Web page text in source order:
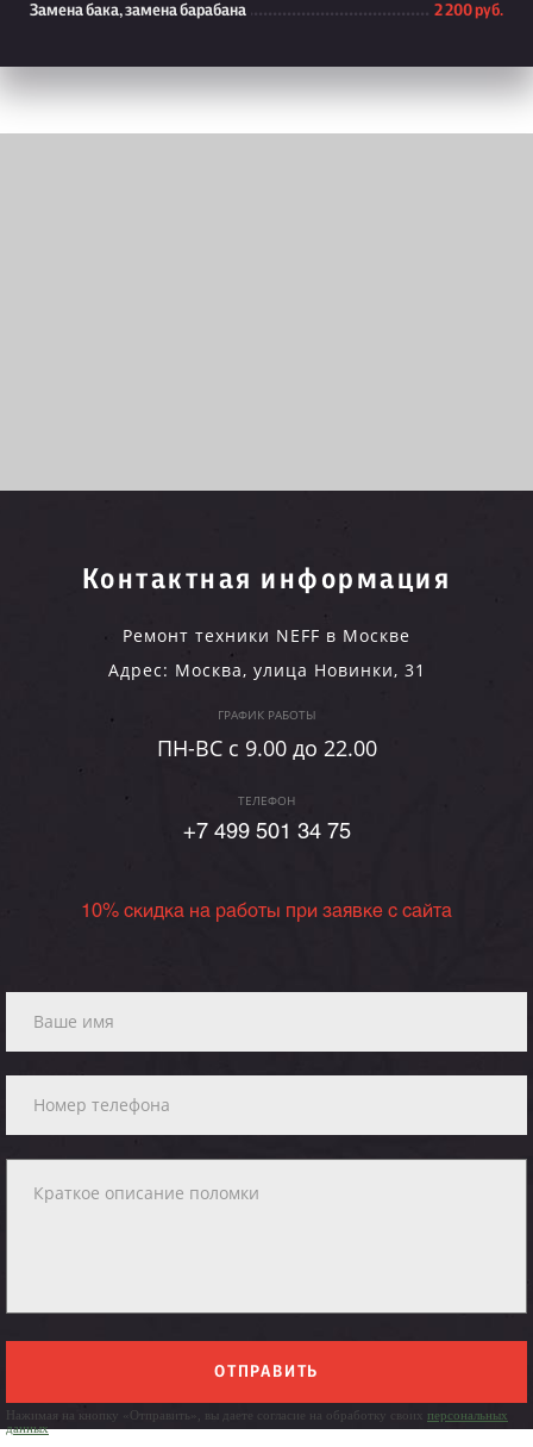
Замена бака, замена барабана 2 200 руб.
Контактная информация
Ремонт техники NEFF в Москве
Адрес: Москва, улица Новинки, 31
ГРАФИК РАБОТЫ
ПН-ВC c 9.00 до 22.00
ТЕЛЕФОН
+7 499 501 34 75
10% скидка на работы при заявке с сайта
ОТПРАВИТЬ
Нажимая на кнопку «Отправить», вы даете согласие на обработку своих персональных
данных